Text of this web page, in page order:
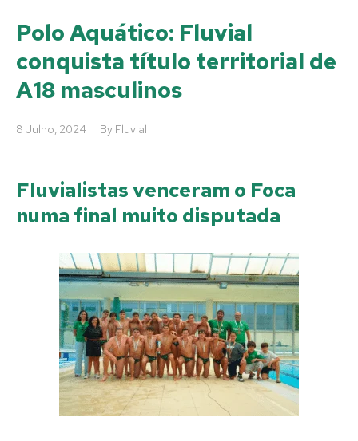
Polo Aquático: Fluvial
conquista título territorial de
A18 masculinos
8 Julho, 2024 By Fluvial
Fluvialistas venceram o Foca
numa final muito disputada